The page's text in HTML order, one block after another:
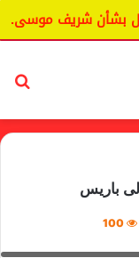
بشأن شريف موسى.
باريس
100
FILE PHOTO:
RCD
celebrates